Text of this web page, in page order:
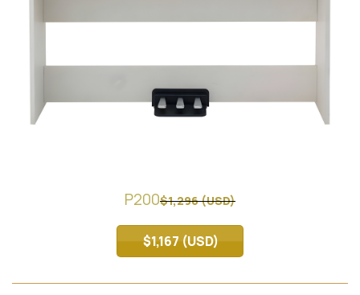
P200$1,296 (USD)
$1,167 (USD)